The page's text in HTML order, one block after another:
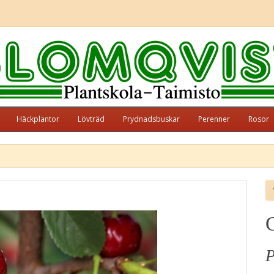
Häckplantor Lövträd Prydnadsbuskar Perenner Rosor